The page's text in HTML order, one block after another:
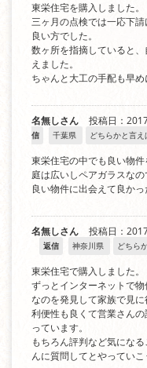
東栄住宅を購入しました。
三ヶ月の点検では一応下
良い方でした。
数ヶ所を指摘していると
えました。
ちゃんと大工の手配も早め
名無しさん 投稿日：
信
千葉県 どちらかと言え
東栄住宅の中でも良い物件
庭は広いしペアガラスなの
良い物件に出会えて良かっ
名無しさん 投稿日：
返信 神奈川県 どちら
東栄住宅で購入しました。
ずっとインターネットで
なのを発見して家族で見に
利便性も良くて営業さん
っています。
もちろん評判など気にな
んに質問してとやっていこ